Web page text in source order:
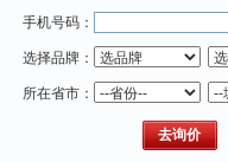
手机号码：
选择品牌：
所在省市：